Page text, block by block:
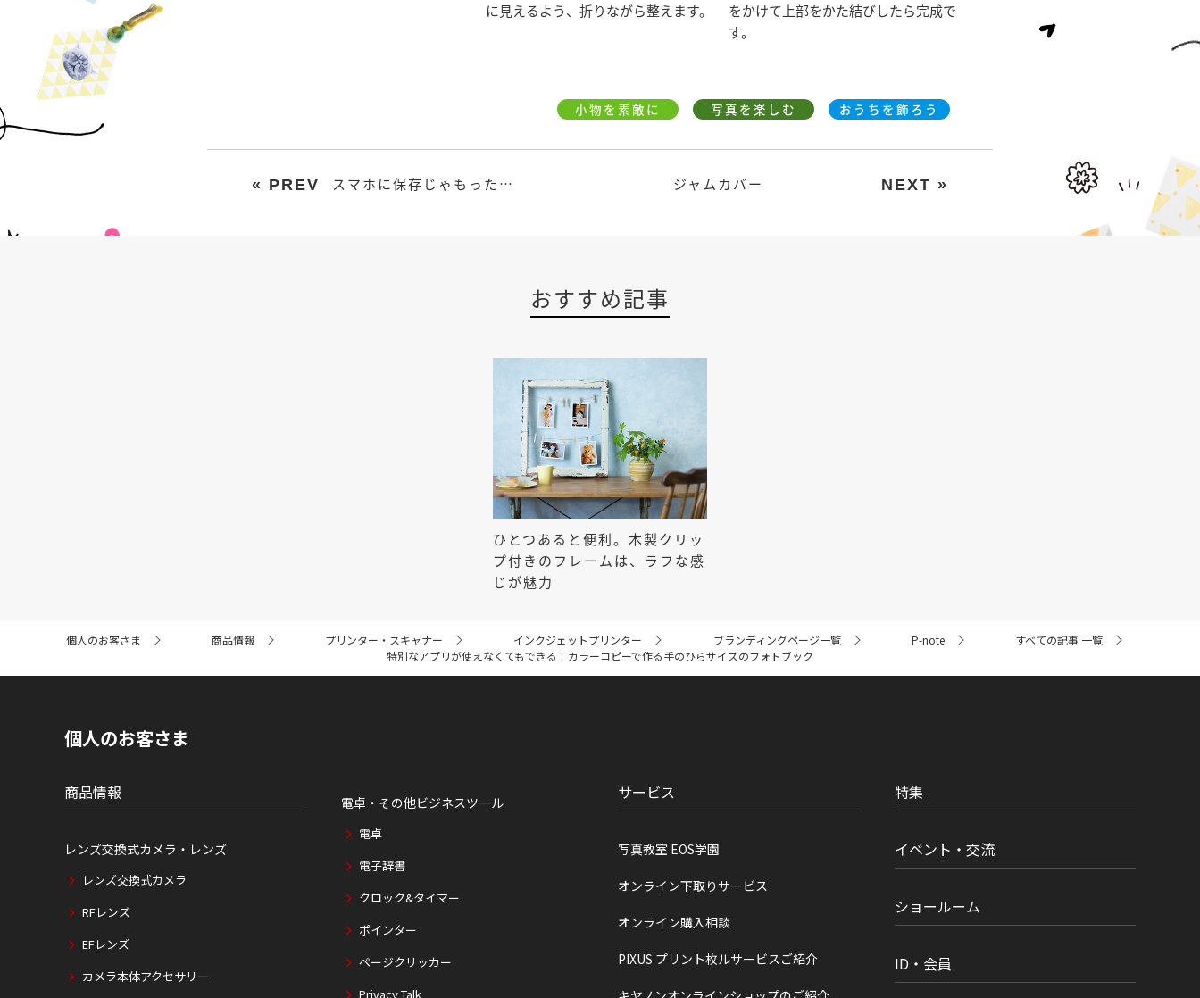
に見えるよう、折りながら整えます。
をかけて上部をかた結びしたら完成で
す。
小物を素敵に 写真を楽しむ おうちを飾ろう
スマホに保存じゃもったいない！ インスタ風のいいね！写真はリボンでデコで飾っちゃおう ジャムカバー
おすすめ記事
ひとつあると便利。木製クリッ
プ付きのフレームは、ラフな感
じが魅力
内
個人のお客さま 商品情報 プリンター・スキャナー インクジェットプリンター ブランディングページ一覧 P-note
すべての記事 一覧
特別なアプリが使えなくてもできる！カラーコピーで作る手のひらサイズのフォトブック
個人のお客さま
商品情報
レンズ交換式カメラ・レンズ
レンズ交換式カメラ
RFレンズ
EFレンズ
カメラ本体アクセサリー
電卓・その他ビジネスツール
電卓
電子辞書
クロック&タイマー
ポインター
ページクリッカー
Privacy Talk
サービス
写真教室 EOS学園
オンライン下取りサービス
オンライン購入相談
PIXUS プリント枚ルサービスご紹介
特集
イベント・交流
ショールーム
ID・会員